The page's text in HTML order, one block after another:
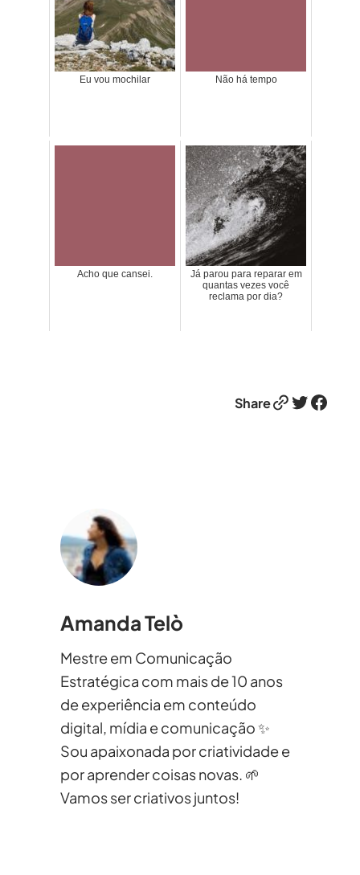
Eu vou mochilar Não há tempo
Acho que cansei.
Já parou para reparar em
quantas vezes você
reclama por dia?
ShareLink Twitter Facebook
Amanda Telò
Mestre em Comunicação
Estratégica com mais de 10 anos
de experiência em conteúdo
digital, mídia e comunicação ✨
Sou apaixonada por criatividade e
por aprender coisas novas. 🌱
Vamos ser criativos juntos!